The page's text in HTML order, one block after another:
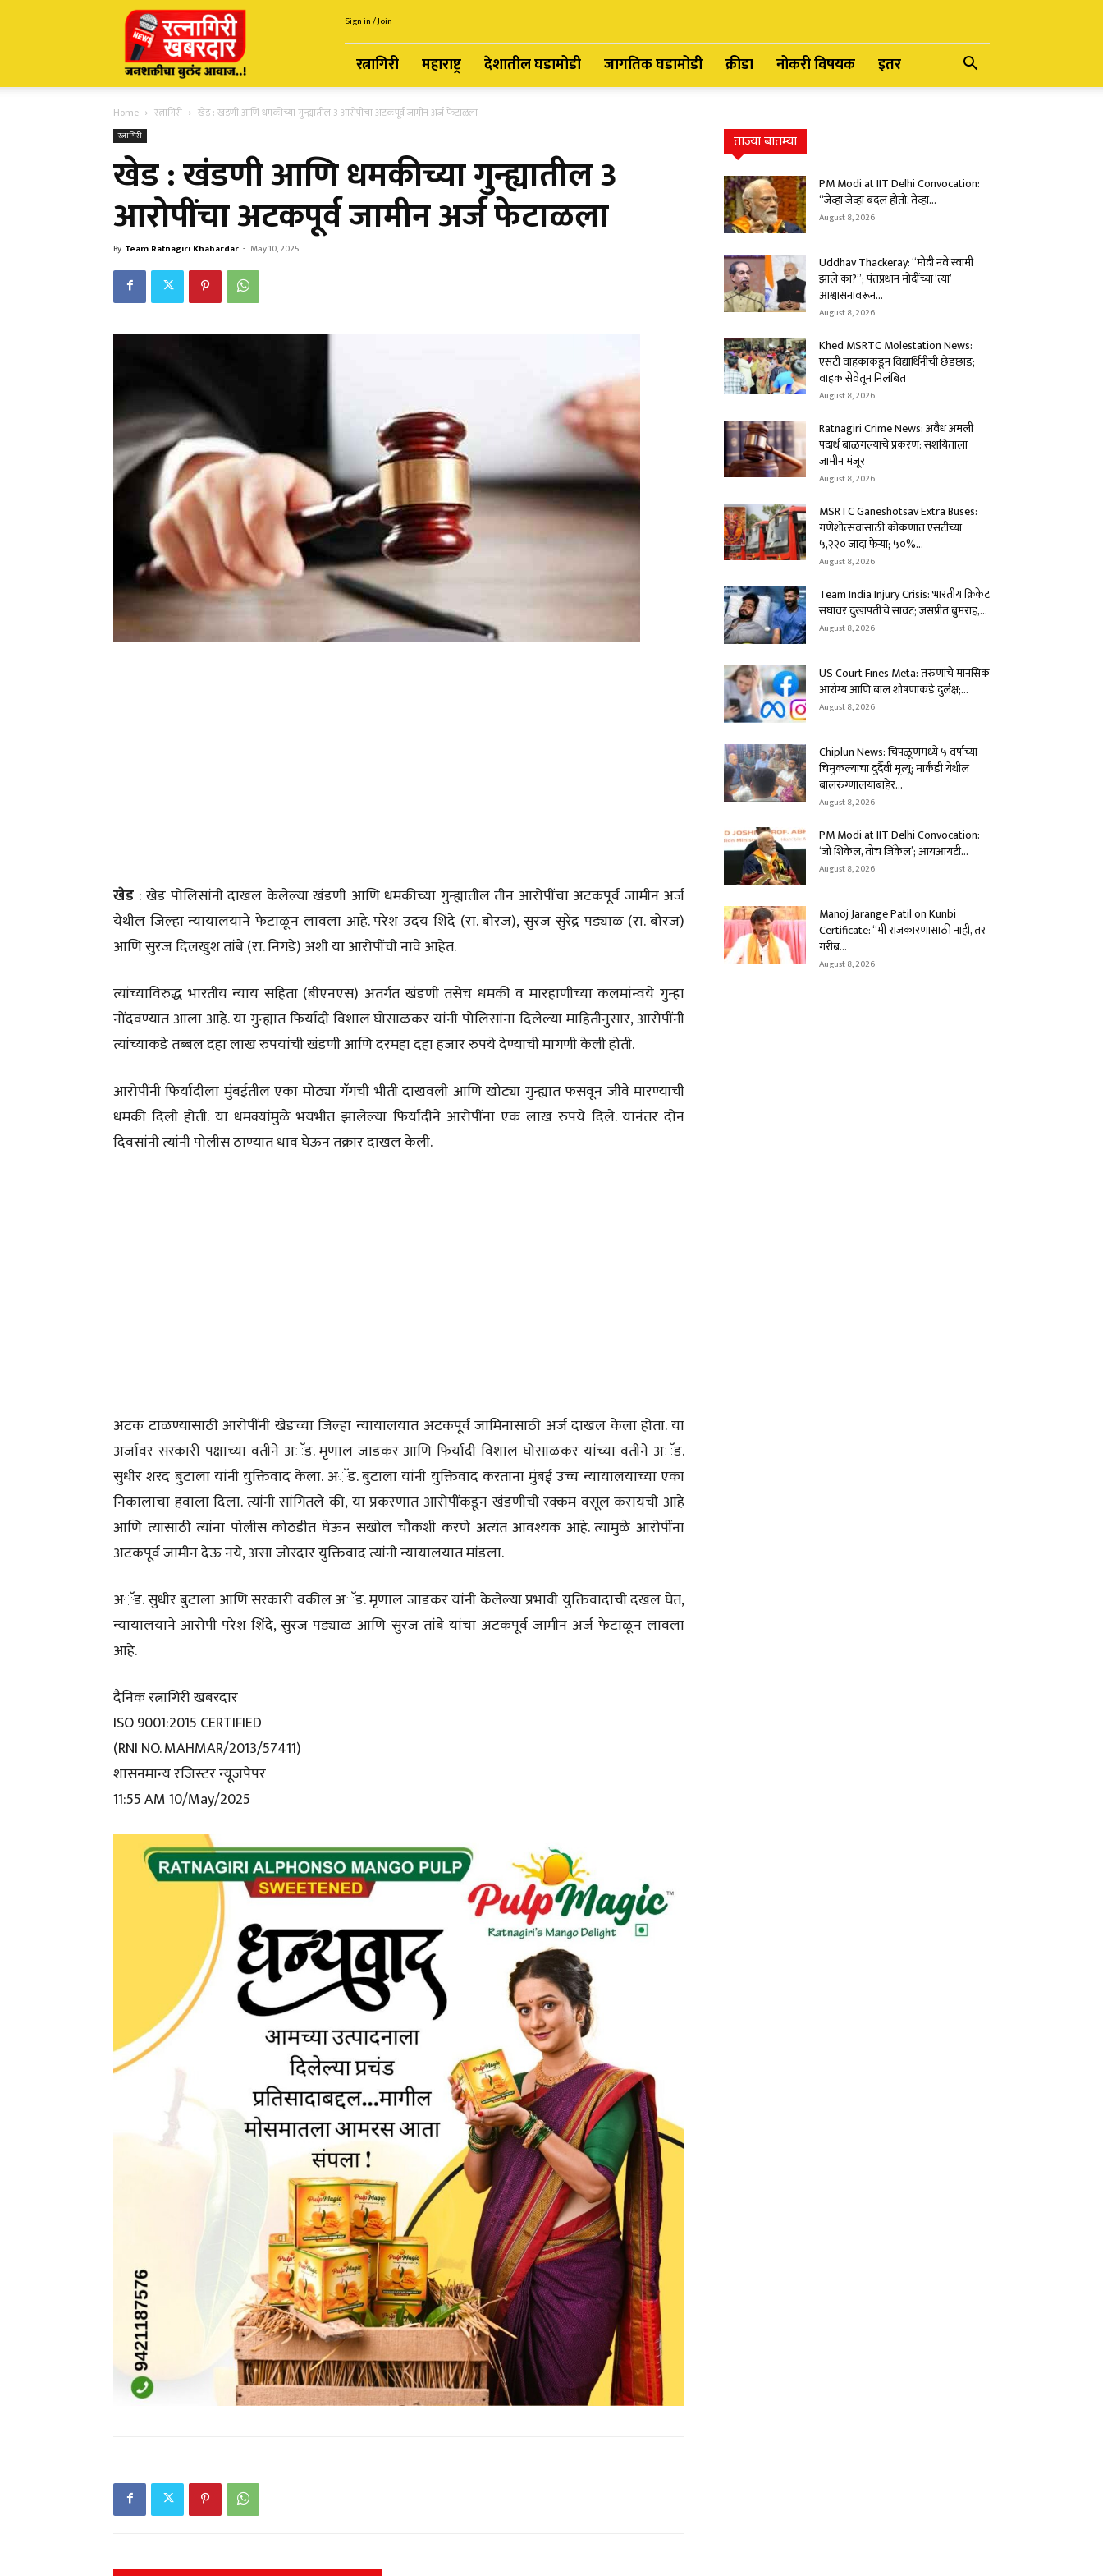
Ratnagiri
Khabardar
Sign in / Join
रत्नागिरी महाराष्ट्र देशातील घडामोडी जागतिक घडामोडी क्रीडा नोकरी विषयक इतर
Home रत्नागिरी खेड : खंडणी आणि धमकीच्या गुन्ह्यातील 3 आरोपींचा अटकपूर्व जामीन अर्ज फेटाळला
रत्नागिरी
खेड : खंडणी आणि धमकीच्या गुन्ह्यातील 3
आरोपींचा अटकपूर्व जामीन अर्ज फेटाळला
By Team Ratnagiri Khabardar - May 10, 2025
खेड : खेड पोलिसांनी दाखल केलेल्या खंडणी आणि धमकीच्या गुन्ह्यातील तीन आरोपींचा अटकपूर्व जामीन अर्ज
येथील जिल्हा न्यायालयाने फेटाळून लावला आहे. परेश उदय शिंदे (रा. बोरज), सुरज सुरेंद्र पड्याळ (रा. बोरज)
आणि सुरज दिलखुश तांबे (रा. निगडे) अशी या आरोपींची नावे आहेत.
त्यांच्याविरुद्ध भारतीय न्याय संहिता (बीएनएस) अंतर्गत खंडणी तसेच धमकी व मारहाणीच्या कलमांन्वये गुन्हा
नोंदवण्यात आला आहे. या गुन्ह्यात फिर्यादी विशाल घोसाळकर यांनी पोलिसांना दिलेल्या माहितीनुसार, आरोपींनी
त्यांच्याकडे तब्बल दहा लाख रुपयांची खंडणी आणि दरमहा दहा हजार रुपये देण्याची मागणी केली होती.
आरोपींनी फिर्यादीला मुंबईतील एका मोठ्या गँगची भीती दाखवली आणि खोट्या गुन्ह्यात फसवून जीवे मारण्याची
धमकी दिली होती. या धमक्यांमुळे भयभीत झालेल्या फिर्यादीने आरोपींना एक लाख रुपये दिले. यानंतर दोन
दिवसांनी त्यांनी पोलीस ठाण्यात धाव घेऊन तक्रार दाखल केली.
अटक टाळण्यासाठी आरोपींनी खेडच्या जिल्हा न्यायालयात अटकपूर्व जामिनासाठी अर्ज दाखल केला होता. या
अर्जावर सरकारी पक्षाच्या वतीने अॅड. मृणाल जाडकर आणि फिर्यादी विशाल घोसाळकर यांच्या वतीने अॅड.
सुधीर शरद बुटाला यांनी युक्तिवाद केला. अॅड. बुटाला यांनी युक्तिवाद करताना मुंबई उच्च न्यायालयाच्या एका
निकालाचा हवाला दिला. त्यांनी सांगितले की, या प्रकरणात आरोपींकडून खंडणीची रक्कम वसूल करायची आहे
आणि त्यासाठी त्यांना पोलीस कोठडीत घेऊन सखोल चौकशी करणे अत्यंत आवश्यक आहे. त्यामुळे आरोपींना
अटकपूर्व जामीन देऊ नये, असा जोरदार युक्तिवाद त्यांनी न्यायालयात मांडला.
अॅड. सुधीर बुटाला आणि सरकारी वकील अॅड. मृणाल जाडकर यांनी केलेल्या प्रभावी युक्तिवादाची दखल घेत,
न्यायालयाने आरोपी परेश शिंदे, सुरज पड्याळ आणि सुरज तांबे यांचा अटकपूर्व जामीन अर्ज फेटाळून लावला
आहे.
दैनिक रत्नागिरी खबरदार
ISO 9001:2015 CERTIFIED
(RNI NO. MAHMAR/2013/57411)
शासनमान्य रजिस्टर न्यूजपेपर
11:55 AM 10/May/2025
ताज्या बातम्या
PM Modi at IIT Delhi Convocation:
“जेव्हा जेव्हा बदल होतो, तेव्हा...
August 8, 2026
Uddhav Thackeray: “मोदी नवे स्वामी
झाले का?”; पंतप्रधान मोदींच्या ‘त्या’
आश्वासनावरून...
August 8, 2026
Khed MSRTC Molestation News:
एसटी वाहकाकडून विद्यार्थिनीची छेडछाड;
वाहक सेवेतून निलंबित
August 8, 2026
Ratnagiri Crime News: अवैध अमली
पदार्थ बाळगल्याचे प्रकरण: संशयिताला
जामीन मंजूर
August 8, 2026
MSRTC Ganeshotsav Extra Buses:
गणेशोत्सवासाठी कोकणात एसटीच्या
५,२२० जादा फेऱ्या; ५०%...
August 8, 2026
Team India Injury Crisis: भारतीय क्रिकेट
संघावर दुखापतींचे सावट; जसप्रीत बुमराह,...
August 8, 2026
US Court Fines Meta: तरुणांचे मानसिक
आरोग्य आणि बाल शोषणाकडे दुर्लक्ष;...
August 8, 2026
Chiplun News: चिपळूणमध्ये ५ वर्षांच्या
चिमुकल्याचा दुर्दैवी मृत्यू; मार्कंडी येथील
बालरुग्णालयाबाहेर...
August 8, 2026
PM Modi at IIT Delhi Convocation:
‘जो शिकेल, तोच जिंकेल’; आयआयटी...
August 8, 2026
Manoj Jarange Patil on Kunbi
Certificate: “मी राजकारणासाठी नाही, तर
गरीब...
August 8, 2026